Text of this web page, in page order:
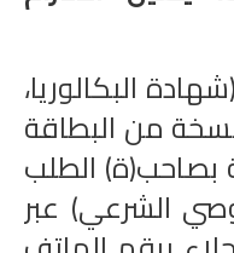
البكالوريا،
من البطاقة
بصاحب(ة) الطلب
الشرعي) عبر